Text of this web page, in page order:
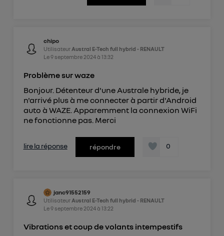
chipo
Utilisateur Austral E-Tech full hybrid - RENAULT
Le9 septembre 2024à 13:32
Problème sur waze
Bonjour. Détenteur d'une Australe hybride, je
n'arrivé plus à me connecter à partir d'Android
auto à WAZE. Apparemment la connexion WiFi
ne fonctionne pas. Merci
lire la réponse répondre 0
janc91552159
Utilisateur Austral E-Tech full hybrid - RENAULT
Le9 septembre 2024à 13:22
Vibrations et coup de volants intempestifs